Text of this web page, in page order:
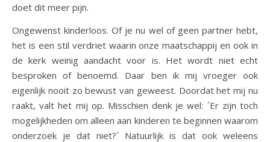
doet dit meer pijn.
Ongewenst kinderloos. Of je nu wel of geen partner hebt,
het is een stil verdriet waarin onze maatschappij en ook in
de kerk weinig aandacht voor is. Het wordt niet echt
besproken of benoemd. Daar ben ik mij vroeger ook
eigenlijk nooit zo bewust van geweest. Doordat het mij nu
raakt, valt het mij op. Misschien denk je wel: ´Er zijn toch
mogelijkheden om alleen aan kinderen te beginnen waarom
onderzoek je dat niet?´ Natuurlijk is dat ook weleens